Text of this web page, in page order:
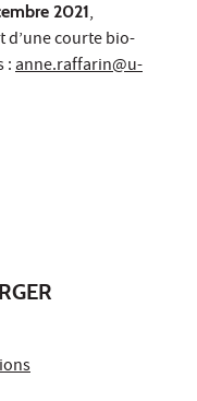
2021,
d’une courte bio-
:anne.raffarin@u-